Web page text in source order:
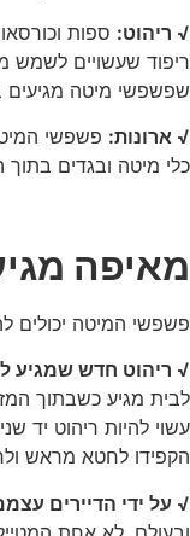
√ ריהוט: ספות
ריפוד שעשויים לשמש
שפשפשי מיטה מגיעים
√ ארונות: פשפשי
כלי מיטה ובגדים בתוך
מאיפה
פשפשי המיטה יכולים
√ ריהוט חדש שמגיע
לבית מגיע כשבתוך
עשוי להיות ריהוט יד
הקפידו לחטא מראש
√ על ידי הדיירים